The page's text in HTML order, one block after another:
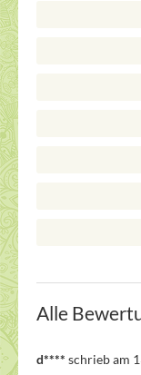
Alle
d**** schrieb am